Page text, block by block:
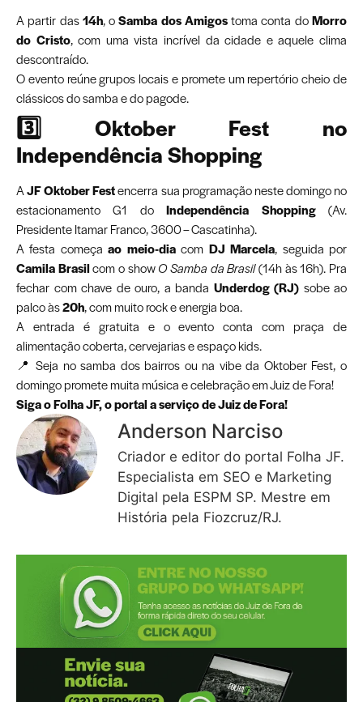
A partir das14h, oSamba dos Amigostoma conta doMorro
do Cristo, com uma vista incrível da cidade e aquele clima
descontraído.
O evento reúne grupos locais e promete um repertório cheio de
clássicos do samba e do pagode.
3️⃣ Oktober Fest no
Independência Shopping
AJF Oktober Festencerra sua programação neste domingo no
estacionamento G1 doIndependência Shopping(Av.
Presidente Itamar Franco, 3600 – Cascatinha).
A festa começaao meio-diacom DJ Marcela, seguida por
Camila Brasilcom o showO Samba da Brasil(14h às 16h). Pra
fechar com chave de ouro, a banda Underdog (RJ) sobe ao
palco às20h, com muito rock e energia boa.
A entrada é gratuita e o evento conta com praça de
alimentação coberta, cervejarias e espaço kids.
📍 Seja no samba dos bairros ou na vibe da Oktober Fest, o
domingo promete muita música e celebração em Juiz de Fora!
Siga o Folha JF, o portal a serviço de Juiz de Fora!
Anderson Narciso
Criador e editor do portal Folha JF.
Especialista em SEO e Marketing
Digital pela ESPM SP. Mestre em
História pela Fiozcruz/RJ.